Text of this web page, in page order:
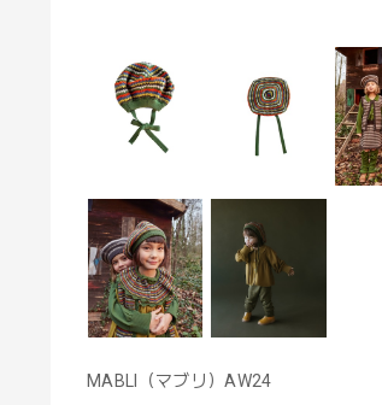
MABLI（マブリ）AW24